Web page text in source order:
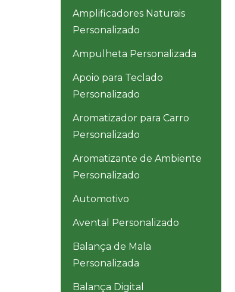
Amplificadores Naturais
Personalizado
Ampulheta Personalizada
Apoio para Teclado
Personalizado
Aromatizador para Carro
Personalizado
Aromatizante de Ambiente
Personalizado
Automotivo
Avental Personalizado
Balança de Mala
Personalizada
Balança Digital